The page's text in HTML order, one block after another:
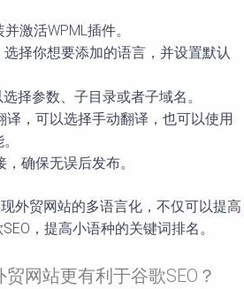
激活WPML插件。
择你想要添加的语言，并设置默认
择参数、子目录或者子域名。
译，可以选择手动翻译，也可以使用
确保无误后发布。
外贸网站的多语言化，不仅可以提高
，提高小语种的关键词排名。
网站更有利于谷歌SEO？